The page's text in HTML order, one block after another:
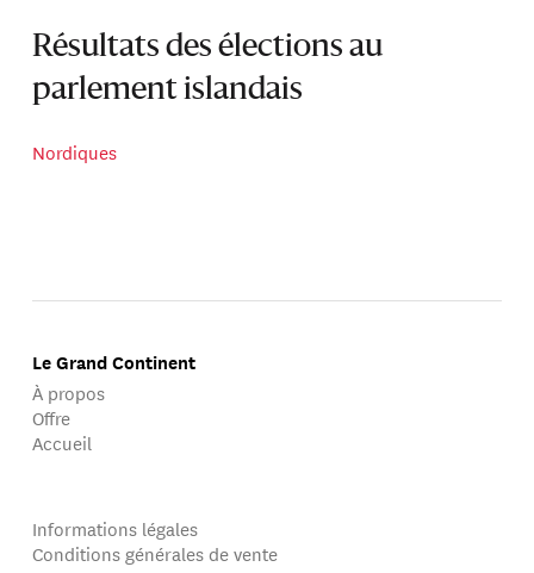
Résultats des élections au
parlement islandais
Nordiques
Le Grand Continent
À propos
Offre
Accueil
Informations légales
Conditions générales de vente